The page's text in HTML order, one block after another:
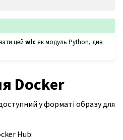
цейwlc як модуль Python, див.
Docker
у форматі образу для
Hub: